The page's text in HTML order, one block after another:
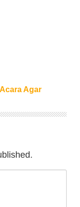
Agar